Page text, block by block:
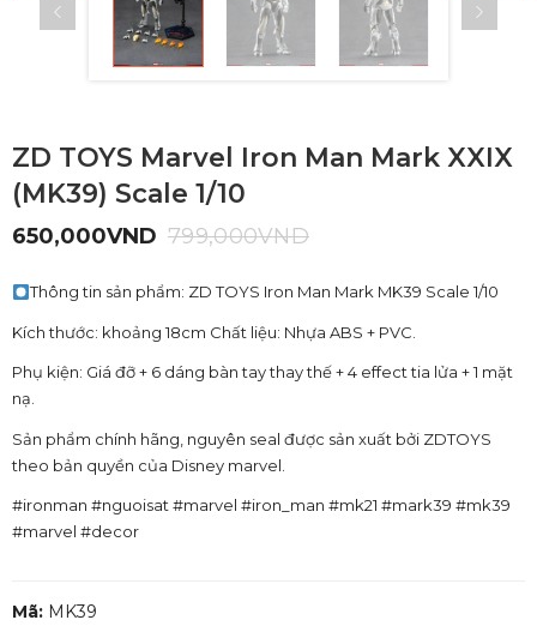
ZD TOYS Marvel Iron Man Mark XXIX
(MK39) Scale 1/10
650,000VND 799,000VND
Thông tin sản phẩm: ZD TOYS Iron Man Mark MK39 Scale 1/10
Kích thước: khoảng 18cm Chất liệu: Nhựa ABS + PVC.
Phụ kiện: Giá đỡ + 6 dáng bàn tay thay thế + 4 effect tia lửa + 1 mặt
nạ.
Sản phẩm chính hãng, nguyên seal được sản xuất bởi ZDTOYS
theo bản quyền của Disney marvel.
#ironman #nguoisat #marvel #iron_man #mk21 #mark39 #mk39
#marvel #decor
Mã: MK39